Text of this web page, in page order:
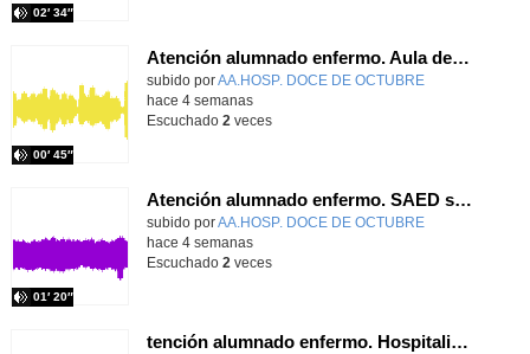
02′ 34″
Atención alumnado enfermo. Aula dentro del hospital. Rosa María Poza Hervás
Contenido educativo.
subido porAA.HOSP. DOCE DE OCTUBRE
00′ 45″
-
hace 4 semanas
Escuchado 2 veces
Atención alumnado enfermo. SAED secundaria. Charo Villamariz Cid.
Contenido educativo.
subido porAA.HOSP. DOCE DE OCTUBRE
01′ 20″
-
hace 4 semanas
Escuchado 2 veces
tención alumnado enfermo. Hospitalización Psiquiátrica. María del Carmen Sanz Segura